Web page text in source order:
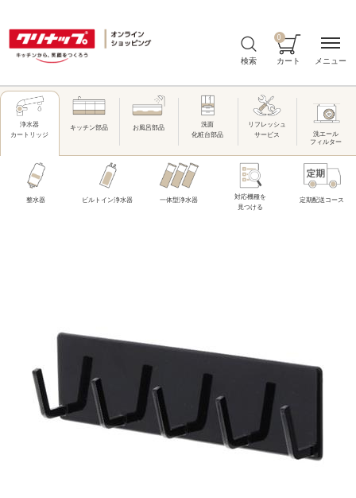
検索 カート
0
浄水器
カートリッジ
キッチン部品 お風呂部品
洗面
化粧台部品
リフレッシュ
サービス
洗エール
フィルター
整水器 ビルトイン浄水器 一体型浄水器
対応機種を
見つける
定期配送コース
メニュー